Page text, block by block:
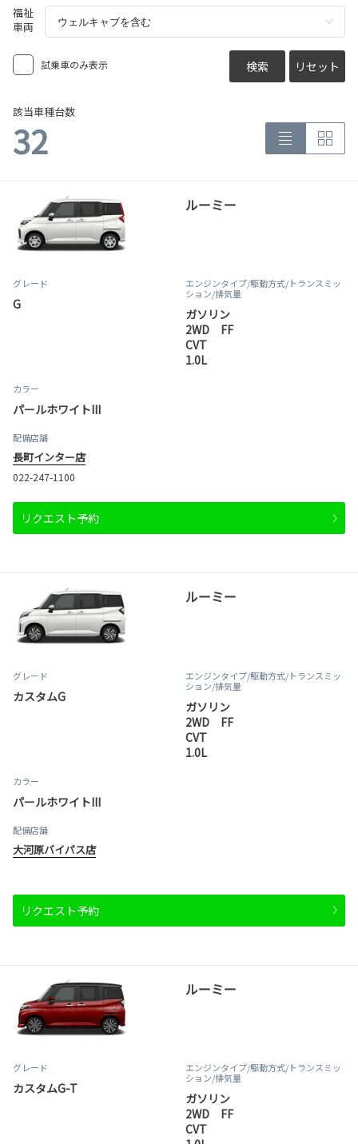
福祉
車両
試乗車のみ表示 検索 リセット
該当車種台数
32
ルーミー
グレード
G
エンジンタイプ/駆動方式/トランスミッ
ション/排気量
ガソリン
2WD FF
CVT
1.0L
カラー
パールホワイトIII
配備店舗
長町インター店
022-247-1100
リクエスト予約
ルーミー
グレード
カスタムG
エンジンタイプ/駆動方式/トランスミッ
ション/排気量
ガソリン
2WD FF
CVT
1.0L
カラー
パールホワイトIII
配備店舗
大河原バイパス店
リクエスト予約
ルーミー
グレード
カスタムG-T
エンジンタイプ/駆動方式/トランスミッ
ション/排気量
ガソリン
2WD FF
CVT